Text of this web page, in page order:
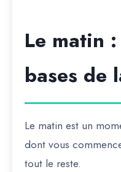
Le matin
bases de
Le matin est un
dont vous
tout le reste.